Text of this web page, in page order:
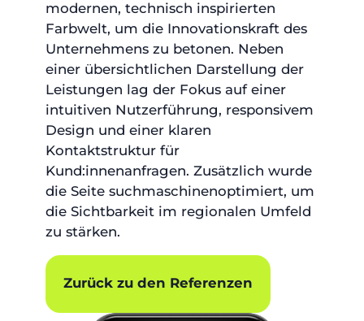
modernen, technisch inspirierten
Farbwelt, um die Innovationskraft des
Unternehmens zu betonen. Neben
einer übersichtlichen Darstellung der
Leistungen lag der Fokus auf einer
intuitiven Nutzerführung, responsivem
Design und einer klaren
Kontaktstruktur für
Kund:innenanfragen. Zusätzlich wurde
die Seite suchmaschinenoptimiert, um
die Sichtbarkeit im regionalen Umfeld
zu stärken.
Zurück zu den Referenzen